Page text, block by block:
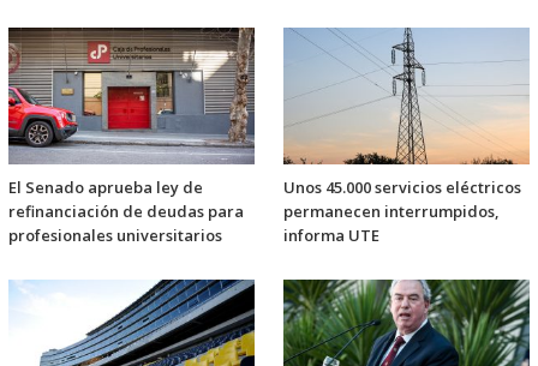
El Senado aprueba ley de
refinanciación de deudas para
profesionales universitarios
Unos 45.000 servicios eléctricos
permanecen interrumpidos,
informa UTE